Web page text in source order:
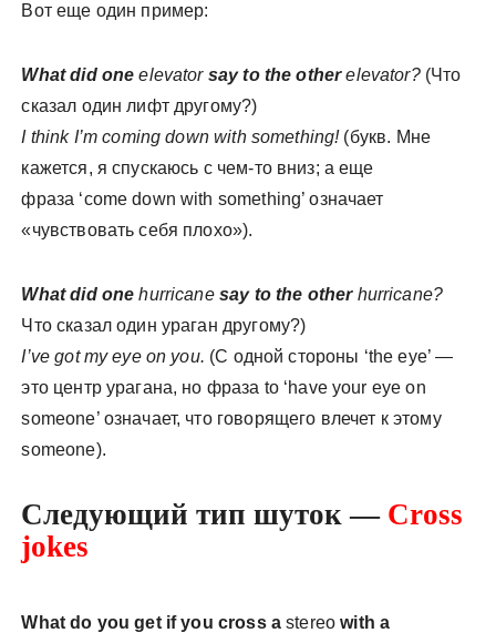
Вот еще один пример:
What did oneelevator say to the otherelevator? (Что
сказал один лифт другому?)
I think I’m coming down with something!(букв. Мне
кажется, я спускаюсь с чем-то вниз; а еще
фраза ‘come down with something’ означает
«чувствовать себя плохо»).
What did onehurricane say to the other hurricane?
Что сказал один ураган другому?)
I’ve got my eye on you. (С одной стороны ‘the eye’ —
это центр урагана, но фраза to ‘have your eye on
someone’ означает, что говорящего влечет к этому
someone).
Следующий тип шуток — Cross
jokes
What do you get if you cross astereowith a